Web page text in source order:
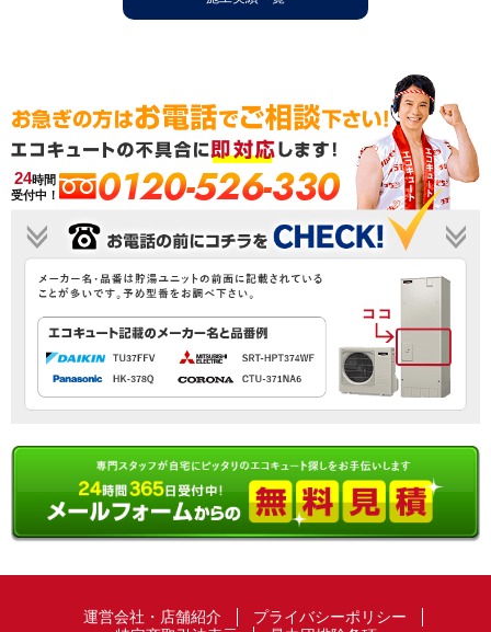
24時間
受付中！
0120-526-330
運営会社・店舗紹介
プライバシーポリシー